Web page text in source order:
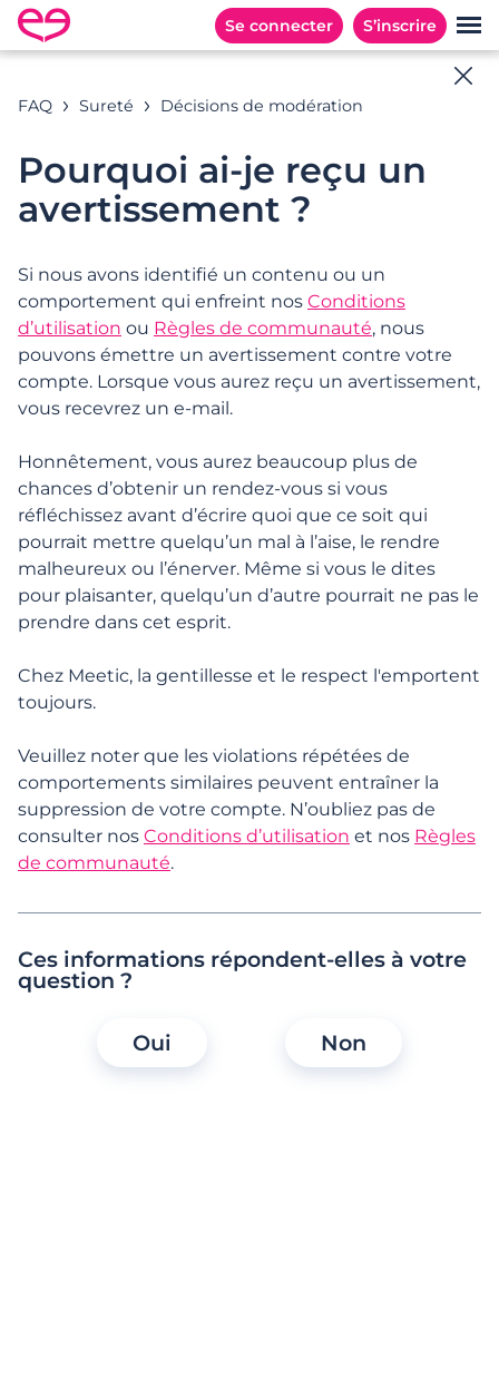
Se connecter S’inscrire
Aide en ligne
Adresses E-mail », « Inscription », …
CATÉGORIES QUESTIONS POPULAIRES
Inscription et 1ers pas
Gestion du profil
Fonctionnalités, Recherches &
Abonnement et Fonctionnalités
Sureté
Sécurité en ligne
Piratage
Décisions de modération
Pourquoi mon contenu a-t-il été supprimé
de votre service ?
FAQ Sureté Décisions de modération
Pourquoi ai-je reçu un
avertissement ?
Si nous avons identifié un contenu ou un
comportement qui enfreint nos Conditions
d’utilisation ou Règles de communauté, nous
pouvons émettre un avertissement contre votre
compte. Lorsque vous aurez reçu un avertissement,
vous recevrez un e-mail.
Honnêtement, vous aurez beaucoup plus de
chances d’obtenir un rendez-vous si vous
réfléchissez avant d’écrire quoi que ce soit qui
pourrait mettre quelqu’un mal à l’aise, le rendre
malheureux ou l’énerver. Même si vous le dites
pour plaisanter, quelqu’un d’autre pourrait ne pas le
prendre dans cet esprit.
Chez Meetic, la gentillesse et le respect l'emportent
toujours.
Veuillez noter que les violations répétées de
comportements similaires peuvent entraîner la
suppression de votre compte. N’oubliez pas de
consulter nos Conditions d’utilisation et nos Règles
de communauté.
Ces informations répondent-elles à votre
question ?
Oui Non